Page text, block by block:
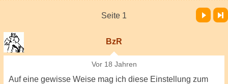
Seite 1
Vor Letzte Seite
BzR
Vor 18 Jahren
Auf eine gewisse Weise mag ich diese Einstellung zum